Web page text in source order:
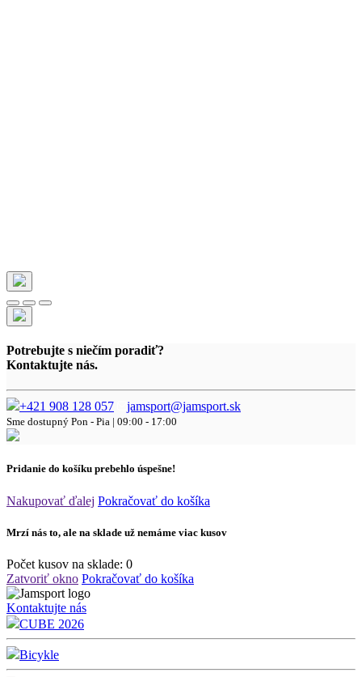
Potrebujte s niečím poradiť?
Kontaktujte nás.
+421 908 128 057 jamsport@jamsport.sk
Sme dostupný Pon - Pia | 09:00 - 17:00
Pridanie do košíku prebehlo úspešne!
Nakupovať ďalej Pokračovať do košíka
Mrzí nás to, ale na sklade už nemáme viac kusov
Počet kusov na sklade: 0
Zatvoriť okno Pokračovať do košíka
Kontaktujte nás
CUBE 2026
Bicykle